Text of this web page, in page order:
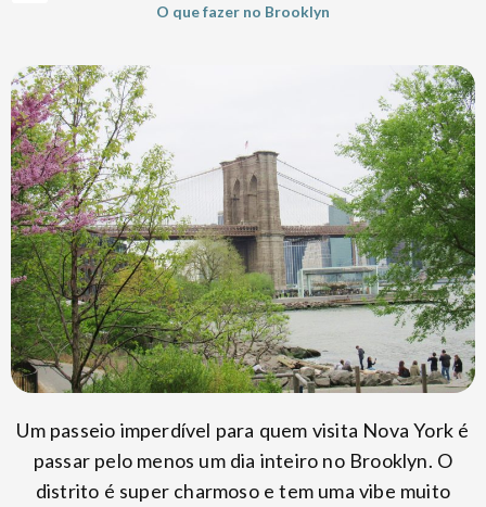
O que fazer no Brooklyn
Um passeio imperdível para quem visita Nova York é
passar pelo menos um dia inteiro no Brooklyn. O
distrito é super charmoso e tem uma vibe muito